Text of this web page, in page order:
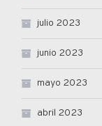
julio 2023
junio 2023
mayo 2023
abril 2023